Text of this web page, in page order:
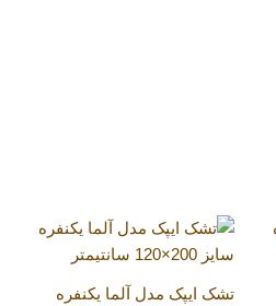
تشک ایپک مدل آلما یکنفره